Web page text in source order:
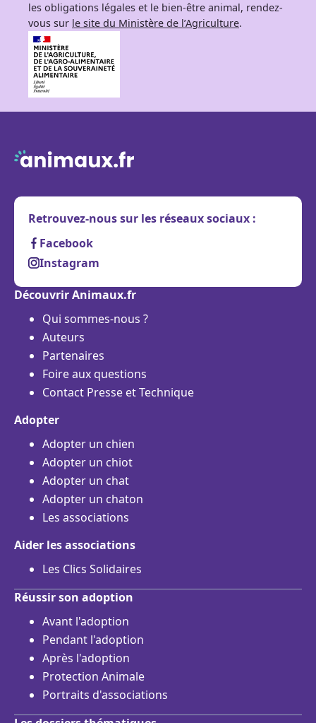
les obligations légales et le bien-être animal, rendez-
vous sur le site du Ministère de l’Agriculture.
Retrouvez-nous sur les réseaux sociaux :
Facebook
Instagram
Découvrir Animaux.fr
Qui sommes-nous ?
Auteurs
Partenaires
Foire aux questions
Contact Presse et Technique
Adopter
Adopter un chien
Adopter un chiot
Adopter un chat
Adopter un chaton
Les associations
Aider les associations
Les Clics Solidaires
Réussir son adoption
Avant l'adoption
Pendant l'adoption
Après l'adoption
Protection Animale
Portraits d'associations